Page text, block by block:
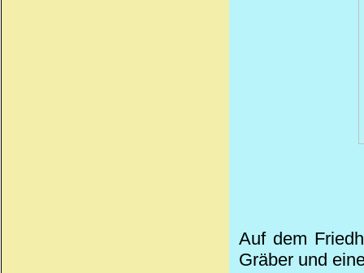
Auf dem
Gräber und